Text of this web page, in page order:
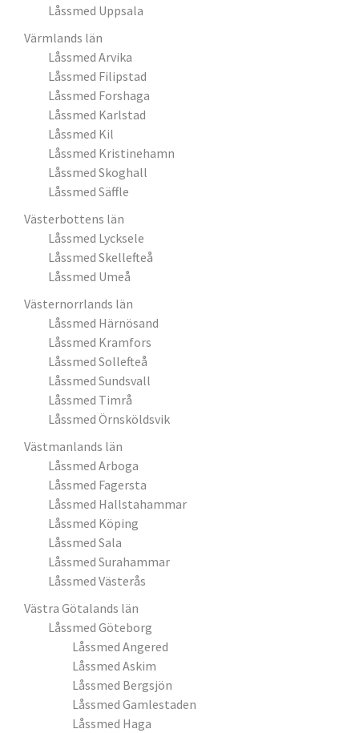
Låssmed Uppsala
Värmlands län
Låssmed Arvika
Låssmed Filipstad
Låssmed Forshaga
Låssmed Karlstad
Låssmed Kil
Låssmed Kristinehamn
Låssmed Skoghall
Låssmed Säffle
Västerbottens län
Låssmed Lycksele
Låssmed Skellefteå
Låssmed Umeå
Västernorrlands län
Låssmed Härnösand
Låssmed Kramfors
Låssmed Sollefteå
Låssmed Sundsvall
Låssmed Timrå
Låssmed Örnsköldsvik
Västmanlands län
Låssmed Arboga
Låssmed Fagersta
Låssmed Hallstahammar
Låssmed Köping
Låssmed Sala
Låssmed Surahammar
Låssmed Västerås
Västra Götalands län
Låssmed Göteborg
Låssmed Angered
Låssmed Askim
Låssmed Bergsjön
Låssmed Gamlestaden
Låssmed Haga